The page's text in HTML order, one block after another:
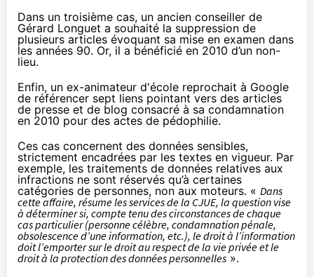
Dans un troisième cas, un ancien conseiller de
Gérard Longuet a souhaité la suppression de
plusieurs articles évoquant sa mise en examen dans
les années 90. Or, il a bénéficié en 2010 d’un non-
lieu.
Enfin, un ex-animateur d'école reprochait à Google
de référencer sept liens pointant vers des articles
de presse et de blog consacré à sa condamnation
en 2010 pour des actes de pédophilie.
Ces cas concernent des données sensibles,
strictement encadrées par les textes en vigueur. Par
exemple, les traitements de données relatives aux
infractions ne sont réservés qu’à certaines
catégories de personnes, non aux moteurs. « Dans
cette affaire, résume les services de la CJUE, la question vise
à déterminer si, compte tenu des circonstances de chaque
cas particulier (personne célèbre, condamnation pénale,
obsolescence d’une information, etc.), le droit à l’information
doit l’emporter sur le droit au respect de la vie privée et le
droit à la protection des données personnelles ».